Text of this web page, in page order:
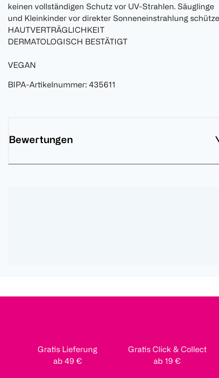
keinen vollständigen Schutz vor UV-Strahlen. Säuglinge
und Kleinkinder vor direkter Sonneneinstrahlung
HAUTVERTRÄGLICHKEIT
DERMATOLOGISCH BESTÄTIGT
VEGAN
BIPA-Artikelnummer: 435611
Bewertungen
Gratis Lieferung
ab 49 €
Gratis Click & Collect
ab 19 €